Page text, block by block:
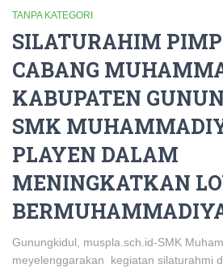
TANPA KATEGORI
SILATURAHIM
CABANG
KABUPATEN
SMK
PLAYEN DALAM
MENINGKATKAN
Gunungkidul, muspla.sch.id-SMK
meyelenggarakan kegiatan silaturahmi